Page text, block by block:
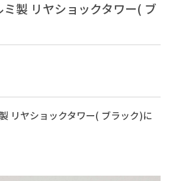
ミ製 リヤショックタワー( ブ
リヤショックタワー( ブラック)に